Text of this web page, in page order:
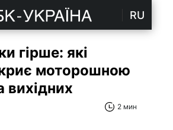
RU
гірше: які
моторошною
вихідних
2 мин